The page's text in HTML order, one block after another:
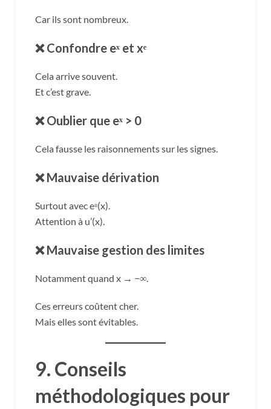
Car ils sont nombreux.
❌ Confondre eˣ et xᵉ
Cela arrive souvent.
Et c’est grave.
❌ Oublier que eˣ > 0
Cela fausse les raisonnements sur les signes.
❌ Mauvaise dérivation
Surtout avec eᵘ(x).
Attention à u’(x).
❌ Mauvaise gestion des limites
Notamment quand x → −∞.
Ces erreurs coûtent cher.
Mais elles sont évitables.
9. Conseils
méthodologiques pour